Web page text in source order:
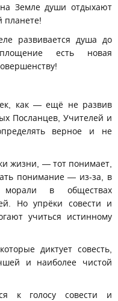
Земле души отдыхают
развивается душа до
есть новая
как — ещё не развив
Посланцев, Учителей и
верное и не
жизни, — тот понимает,
понимание — из-за, в
морали в обществах
Но упрёки совести и
учиться истинному
диктует совесть,
и наиболее чистой
к голосу совести и